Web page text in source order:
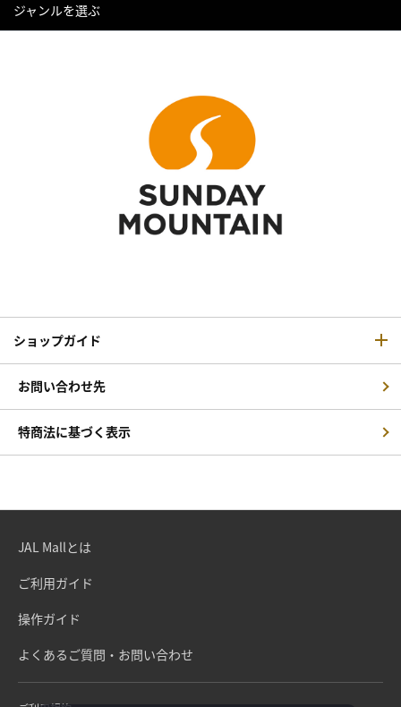
ジャンルを選ぶ
ショップガイド
お問い合わせ先
特商法に基づく表示
JAL Mallとは
ご利用ガイド
操作ガイド
よくあるご質問・お問い合わせ